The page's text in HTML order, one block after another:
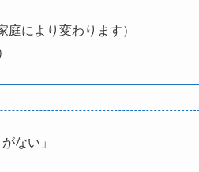
により変わります）
ない」